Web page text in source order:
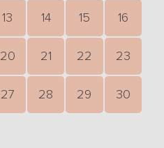
13 14 15 16
20 21 22 23
27 28 29 30